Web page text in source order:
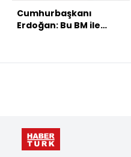
Cumhurbaşkanı
Erdoğan: Bu BM ile